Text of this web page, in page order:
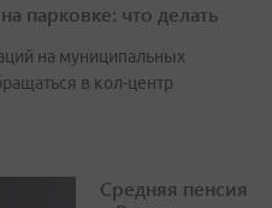
парковке: что делать
на муниципальных
в кол-центр
Средняя пенсия